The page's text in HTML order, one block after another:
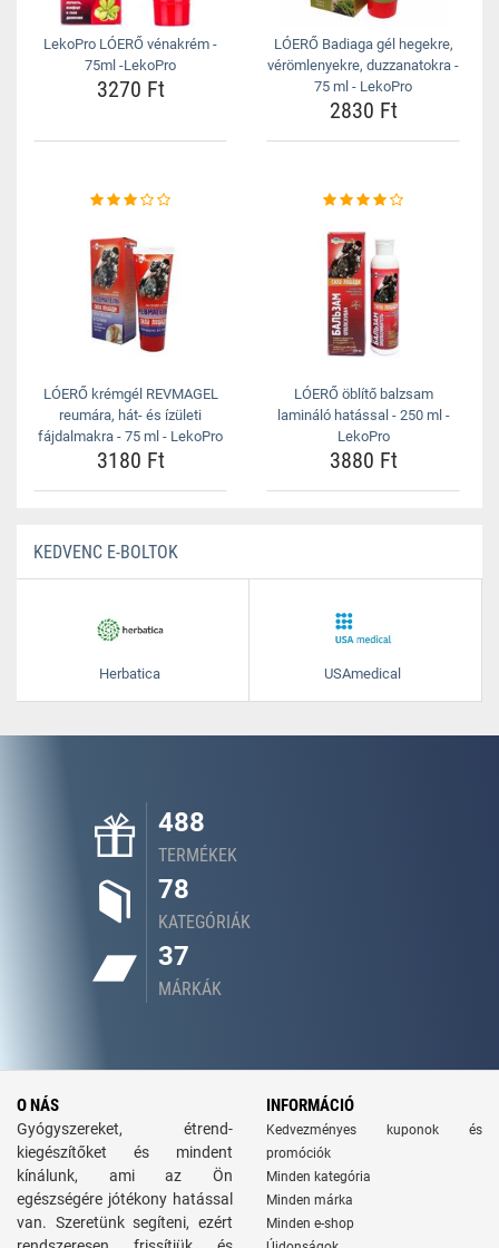
LekoPro LÓERŐ vénakrém -
75ml -LekoPro
3270 Ft
LÓERŐ Badiaga gél hegekre,
vérömlenyekre, duzzanatokra -
75 ml - LekoPro
2830 Ft
LÓERŐ krémgél REVMAGEL
reumára, hát- és ízületi
fájdalmakra - 75 ml - LekoPro
3180 Ft
LÓERŐ öblítő balzsam
lamináló hatással - 250 ml -
LekoPro
3880 Ft
KEDVENC E-BOLTOK
Herbatica USAmedical
488
TERMÉKEK
78
KATEGÓRIÁK
37
MÁRKÁK
O NÁS
Gyógyszereket, étrend-
kiegészítőket és mindent
kínálunk, ami az Ön
egészségére jótékony hatással
van. Szeretünk segíteni, ezért
INFORMÁCIÓ
Kedvezményes kuponok és
promóciók
Minden kategória
Minden márka
Minden e-shop